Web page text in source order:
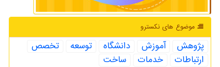
موضوع های نكسترو
پژوهش آموزش دانشگاه توسعه
تخصص
ارتباطات
خدمات ساخت